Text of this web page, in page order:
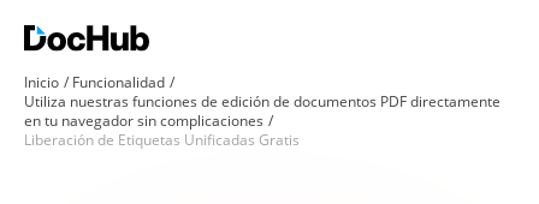
Inicio
Funcionalidad
Utiliza nuestras funciones de edición de documentos PDF directamente
en tu navegador sin complicaciones
Liberación de Etiquetas Unificadas Gratis